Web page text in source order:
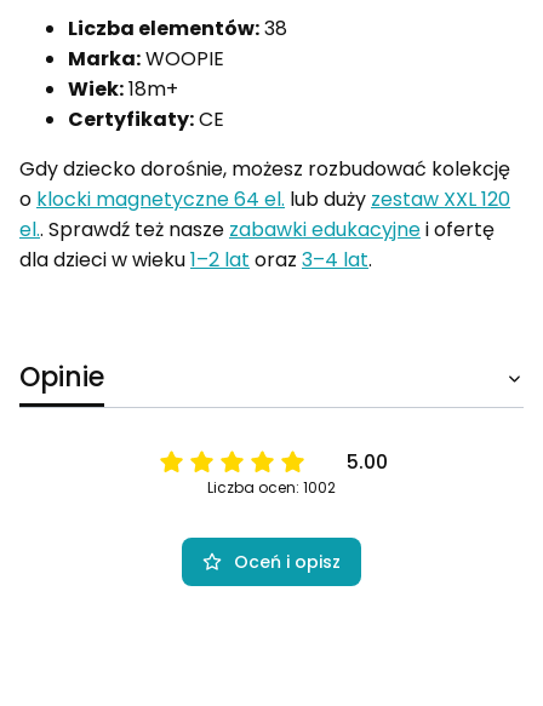
Liczba elementów:38
Marka:WOOPIE
Wiek:18m+
Certyfikaty:CE
Gdy dziecko dorośnie, możesz rozbudować kolekcję
o klocki magnetyczne 64 el. lub duży zestaw XXL 120
el.. Sprawdź też nasze zabawki edukacyjnei ofertę
dla dzieci w wieku1–2 lat oraz 3–4 lat.
Opinie
5.00
Liczba ocen: 1002
Oceń i opisz